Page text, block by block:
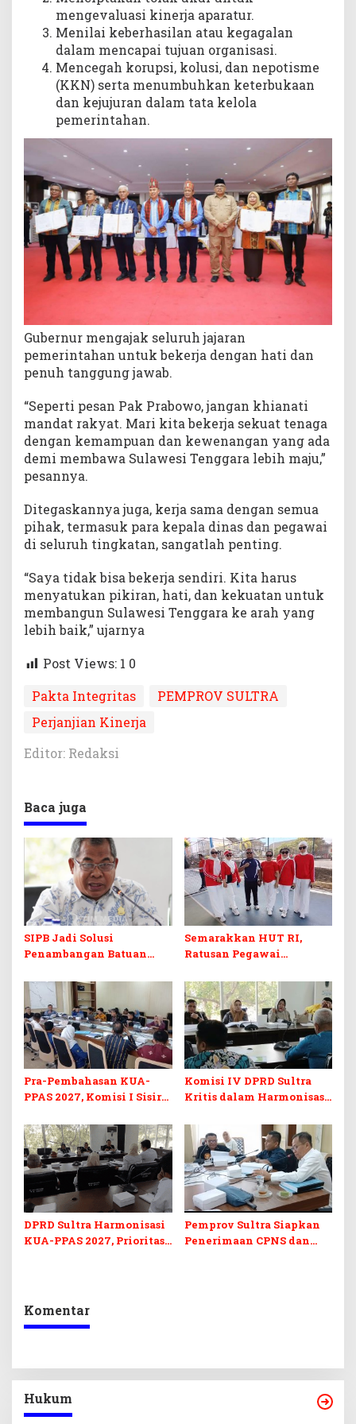
mengevaluasi kinerja aparatur.
Menilai keberhasilan atau kegagalan
dalam mencapai tujuan organisasi.
Mencegah korupsi, kolusi, dan nepotisme
(KKN) serta menumbuhkan keterbukaan
dan kejujuran dalam tata kelola
pemerintahan.
Gubernur mengajak seluruh jajaran
pemerintahan untuk bekerja dengan hati dan
penuh tanggung jawab.
“Seperti pesan Pak Prabowo, jangan khianati
mandat rakyat. Mari kita bekerja sekuat tenaga
dengan kemampuan dan kewenangan yang ada
demi membawa Sulawesi Tenggara lebih maju,”
pesannya.
Ditegaskannya juga, kerja sama dengan semua
pihak, termasuk para kepala dinas dan pegawai
di seluruh tingkatan, sangatlah penting.
“Saya tidak bisa bekerja sendiri. Kita harus
menyatukan pikiran, hati, dan kekuatan untuk
membangun Sulawesi Tenggara ke arah yang
lebih baik,” ujarnya
Post Views: 1 0
Pakta Integritas
PEMPROV SULTRA
Perjanjian Kinerja
Editor: Redaksi
Baca juga
SIPB Jadi Solusi
Penambangan Batuan
di Sultra
Semarakkan HUT RI,
Ratusan Pegawai
Ikuti Lomba Bola Gotong
Pra-Pembahasan KUA-
PPAS 2027, Komisi I Sisir
Berkelanjutan
Komisi IV DPRD Sultra
Kritis dalam Harmonisasi
Perubahan APBD 2026
DPRD Sultra Harmonisasi
KUA-PPAS 2027, Prioritas
Pemprov Sultra Siapkan
Penerimaan CPNS dan
Komentar
Hukum